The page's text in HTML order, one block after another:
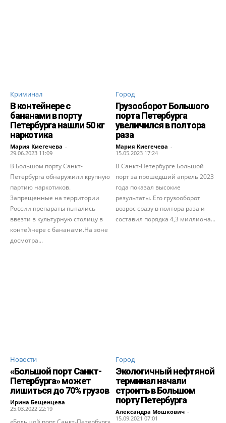
Криминал
В контейнере с
бананами в порту
Петербурга нашли 50 кг
наркотика
Мария Киегечева -
29.06.2023 11:09
В Большом порту Санкт-
Петербурга обнаружили крупную
партию наркотиков.
Запрещенные на территории
России препараты пытались
ввезти в культурную столицу в
контейнере с бананами.На зоне
досмотра...
Город
Грузооборот Большого
порта Петербурга
увеличился в полтора
раза
Мария Киегечева -
15.05.2023 17:24
В Санкт-Петербурге Большой
порт за прошедший апрель 2023
года показал высокие
результаты. Его грузооборот
возрос сразу в полтора раза и
составил порядка 4,3 миллиона...
Новости
«Большой порт Санкт-
Петербурга» может
лишиться до 70% грузов
Ирина Бещенцева -
25.03.2022 22:19
Город
Экологичный нефтяной
терминал начали
строить в Большом
порту Петербурга
Александра Мошкович -
15.09.2021 07:01